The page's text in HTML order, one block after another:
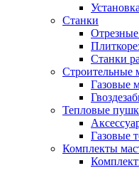
Станки
Станки
Строительные
Газовые
Тепловые
Газовые
Комплекты